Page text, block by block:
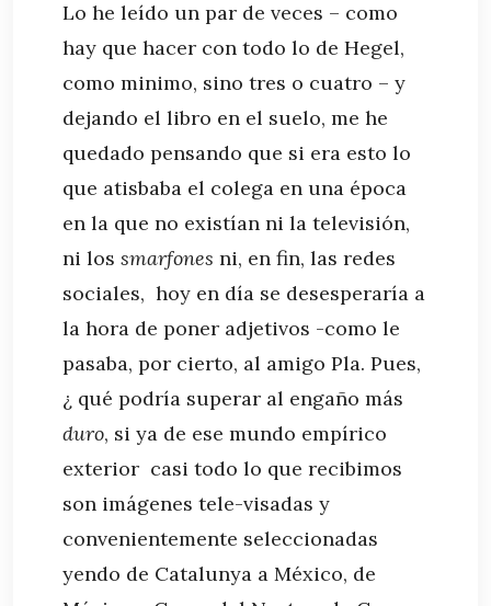
Lo he leído un par de veces – como
hay que hacer con todo lo de Hegel,
como minimo, sino tres o cuatro – y
dejando el libro en el suelo, me he
quedado pensando que si era esto lo
que atisbaba el colega en una época
en la que no existían ni la televisión,
ni los smarfones ni, en fin, las redes
sociales, hoy en día se desesperaría a
la hora de poner adjetivos -como le
pasaba, por cierto, al amigo Pla. Pues,
¿ qué podría superar al engaño más
duro, si ya de ese mundo empírico
exterior casi todo lo que recibimos
son imágenes tele-visadas y
convenientemente seleccionadas
yendo de Catalunya a México, de